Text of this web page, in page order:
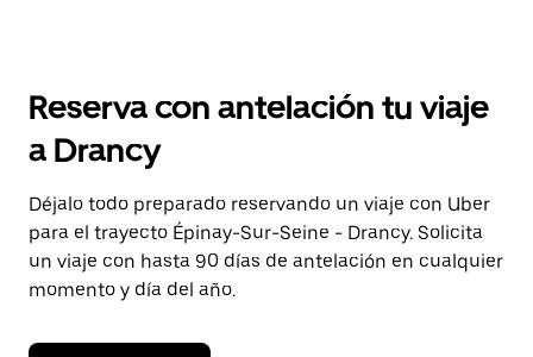
calendario
seleccionar
fecha.
Pulsa
el
botón
de
escape
cerrar
Reserva con antelación tu viaje
a Drancy
Déjalo todo preparado reservando un viaje con Uber
para el trayecto Épinay-Sur-Seine - Drancy. Solicita
un viaje con hasta 90 días de antelación en cualquier
momento y día del año.